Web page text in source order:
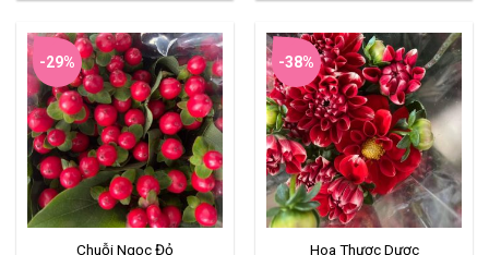
-29%
Chuỗi Ngọc Đỏ
-38%
Hoa Thược Dược